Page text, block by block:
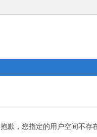
抱歉，您指定的用户空间不存